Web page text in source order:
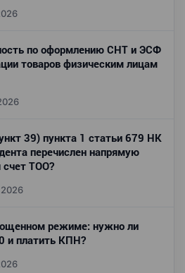
по оформлению СНТ и ЭСФ
товаров физическим лицам
39) пункта 1 статьи 679 НК
перечислен напрямую
счет ТОО?
режиме: нужно ли
и платить КПН?